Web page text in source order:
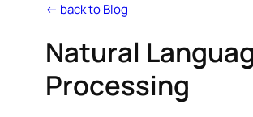
← back to Blog
Natural
Processing